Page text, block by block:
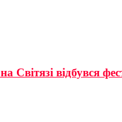
Світязі відбувся